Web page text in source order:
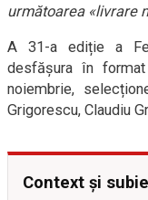
următoarea «livrare
A 31-a ediție a
desfășura în
noiembrie,
Grigorescu, Claudiu
Context și